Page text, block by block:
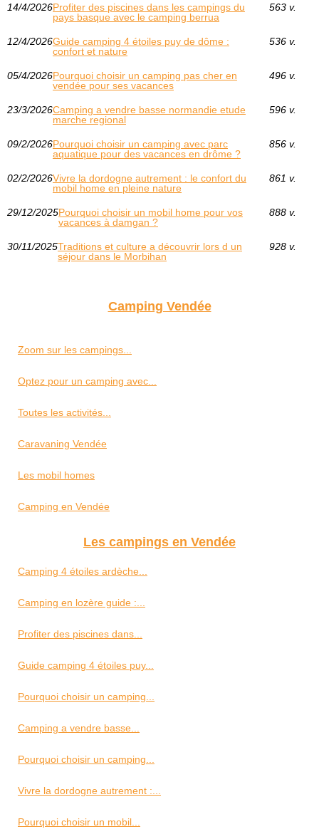
14/4/2026Profiter des piscines dans les campings du
pays basque avec le camping berrua
563 v.
12/4/2026Guide camping 4 étoiles puy de dôme :
confort et nature
536 v.
05/4/2026Pourquoi choisir un camping pas cher en
vendée pour ses vacances
496 v.
23/3/2026Camping a vendre basse normandie etude
marche regional
596 v.
09/2/2026Pourquoi choisir un camping avec parc
aquatique pour des vacances en drôme ?
856 v.
02/2/2026Vivre la dordogne autrement : le confort du
mobil home en pleine nature
861 v.
29/12/2025Pourquoi choisir un mobil home pour vos
vacances à damgan ?
888 v.
30/11/2025Traditions et culture a découvrir lors d un
séjour dans le Morbihan
928 v.
Camping Vendée
Zoom sur les campings...
Optez pour un camping avec...
Toutes les activités...
Caravaning Vendée
Les mobil homes
Camping en Vendée
Les campings en Vendée
Camping 4 étoiles ardèche...
Camping en lozère guide :...
Profiter des piscines dans...
Guide camping 4 étoiles puy...
Pourquoi choisir un camping...
Camping a vendre basse...
Pourquoi choisir un camping...
Vivre la dordogne autrement :...
Pourquoi choisir un mobil...